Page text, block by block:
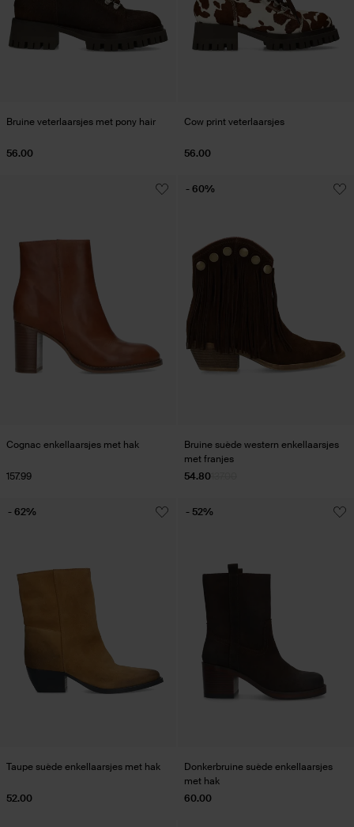
Bruine veterlaarsjes met pony hair
56.00
Cow print veterlaarsjes
56.00
Cognac enkellaarsjes met hak
157.99
Bruine suède western enkellaarsjes
met franjes
54.80
- 60%
Taupe suède enkellaarsjes met hak
52.00
- 62%
Donkerbruine suède enkellaarsjes
met hak
60.00
- 52%